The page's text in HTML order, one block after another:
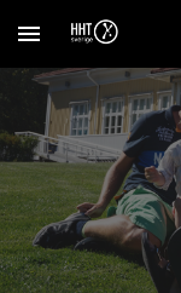
Skip to main content